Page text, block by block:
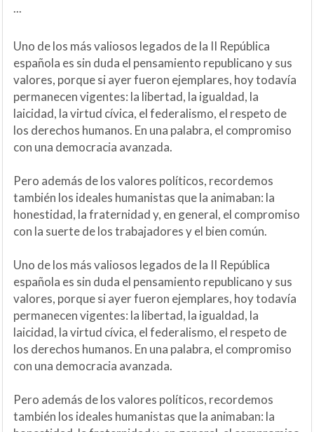
...
Uno de los más valiosos legados de la II República
española es sin duda el pensamiento republicano y sus
valores, porque si ayer fueron ejemplares, hoy todavía
permanecen vigentes: la libertad, la igualdad, la
laicidad, la virtud cívica, el federalismo, el respeto de
los derechos humanos. En una palabra, el compromiso
con una democracia avanzada.
Pero además de los valores políticos, recordemos
también los ideales humanistas que la animaban: la
honestidad, la fraternidad y, en general, el compromiso
con la suerte de los trabajadores y el bien común.
Uno de los más valiosos legados de la II República
española es sin duda el pensamiento republicano y sus
valores, porque si ayer fueron ejemplares, hoy todavía
permanecen vigentes: la libertad, la igualdad, la
laicidad, la virtud cívica, el federalismo, el respeto de
los derechos humanos. En una palabra, el compromiso
con una democracia avanzada.
Pero además de los valores políticos, recordemos
también los ideales humanistas que la animaban: la